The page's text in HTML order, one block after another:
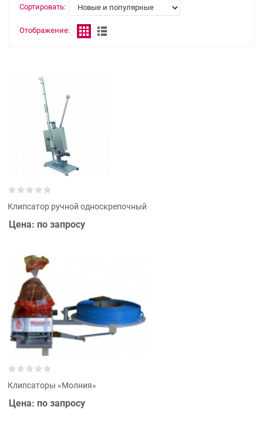
Сортировать:
Отображение:
Клипсатор ручной односкрепочный
Цена: по запросу
Клипсаторы «Молния»
Цена: по запросу